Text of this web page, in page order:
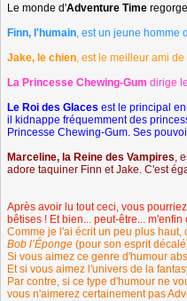
Le monde d'Adventure Time
Finn, l'humain , est un jeune
Jake, le chien , est le meilleur ami
La Princesse Chewing-Gum dirige
Le Roi des Glaces est le principal
il kidnappe fréquemment des
Princesse Chewing-Gum. Ses
Marceline, la Reine des Vampires ,
adore taquiner Finn et Jake. C'est
Après avoir lu tout ceci, vous
bêtises ! Et bien... peut-être...
Comme je l'ai écrit un peu plus
Bob l’Éponge (pour son esprit
Si vous aimez ce genre d'humour
Et si vous aimez l'univers de la
Par contre, si ce type d'humour ne
vous n'aimerez certainement pas